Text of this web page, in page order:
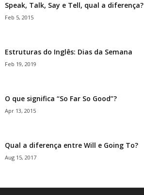
Speak, Talk, Say e Tell, qual a diferença?
Feb 5, 2015
Estruturas do Inglês: Dias da Semana
Feb 19, 2019
O que significa “So Far So Good”?
Apr 13, 2015
Qual a diferença entre Will e Going To?
Aug 15, 2017